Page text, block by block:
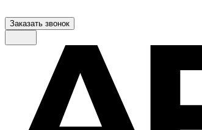
Заказать звонок